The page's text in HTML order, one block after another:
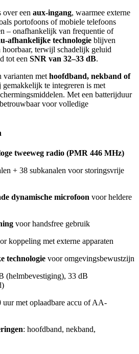
over een aux-ingang, waarmee externe
portofoons of mobiele telefoons
– onafhankelijk van frequentie of
afhankelijke technologie blijven
terwijl schadelijk geluid
tot een SNR van 32–33 dB.
varianten met hoofdband, nekband of
gemakkelijk te integreren is met
Met een batterijduur
voor volledige
tweeweg radio (PMR 446 MHz)
+ 38 subkanalen voor storingsvrije
dynamische microfoon voor heldere
voor handsfree gebruik
koppeling met externe apparaten
technologie voor omgevingsbewustzijn
(helmbevestiging), 33 dB
uur met oplaadbare accu of AA-
: hoofdband, nekband,